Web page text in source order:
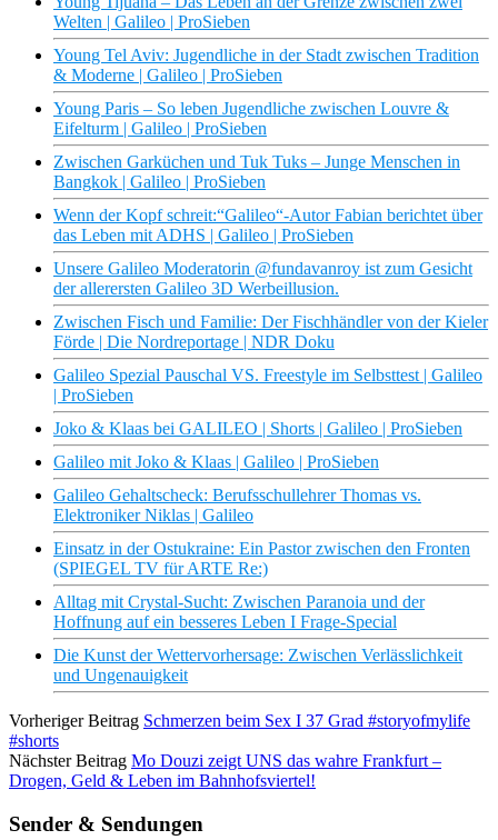
Welten | Galileo | ProSieben
Young Tel Aviv: Jugendliche in der Stadt zwischen Tradition
& Moderne | Galileo | ProSieben
Young Paris – So leben Jugendliche zwischen Louvre &
Eifelturm | Galileo | ProSieben
Zwischen Garküchen und Tuk Tuks – Junge Menschen in
Bangkok | Galileo | ProSieben
Wenn der Kopf schreit:“Galileo“-Autor Fabian berichtet über
das Leben mit ADHS | Galileo | ProSieben
Unsere Galileo Moderatorin @fundavanroy ist zum Gesicht
der allerersten Galileo 3D Werbeillusion.
Zwischen Fisch und Familie: Der Fischhändler von der Kieler
Förde | Die Nordreportage | NDR Doku
Galileo Spezial Pauschal VS. Freestyle im Selbsttest | Galileo
| ProSieben
Joko & Klaas bei GALILEO | Shorts | Galileo | ProSieben
Galileo mit Joko & Klaas | Galileo | ProSieben
Galileo Gehaltscheck: Berufsschullehrer Thomas vs.
Elektroniker Niklas | Galileo
Einsatz in der Ostukraine: Ein Pastor zwischen den Fronten
(SPIEGEL TV für ARTE Re:)
Alltag mit Crystal-Sucht: Zwischen Paranoia und der
Hoffnung auf ein besseres Leben I Frage-Special
Die Kunst der Wettervorhersage: Zwischen Verlässlichkeit
und Ungenauigkeit
Vorheriger Beitrag Schmerzen beim Sex I 37 Grad #storyofmylife
#shorts
Nächster Beitrag Mo Douzi zeigt UNS das wahre Frankfurt –
Drogen, Geld & Leben im Bahnhofsviertel!
Sender & Sendungen